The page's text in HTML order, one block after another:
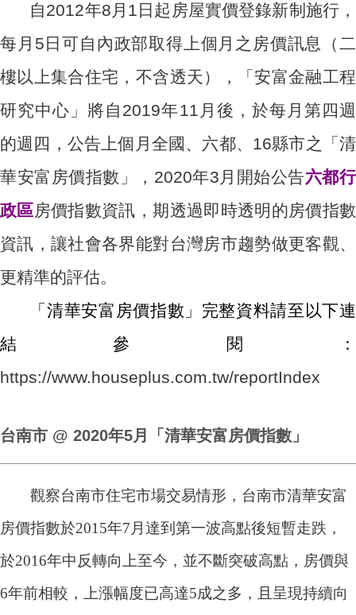
自2012年8月1日起房屋實價登錄新制施行，
每月5日可自內政部取得上個月之房價訊息（二
樓以上集合住宅，不含透天），「安富金融工程
研究中心」將自2019年11月後，於每月第四週
的週四，公告上個月全國、六都、16縣市之「清
華安富房價指數」，2020年3月開始公告六都行
政區房價指數資訊，期透過即時透明的房價指數
資訊，讓社會各界能對台灣房市趨勢做更客觀、
更精準的評估。
「清華安富房價指數」完整資料請至以下連
結參閱：
https://www.houseplus.com.tw/reportIndex
台南市 @ 2020年5月「清華安富房價指數」
觀察台南市住宅市場交易情形，台南市清華安富
房價指數於2015年7月達到第一波高點後短暫走跌，
於2016年中反轉向上至今，並不斷突破高點，房價與
6年前相較，上漲幅度已高達5成之多，且呈現持續向